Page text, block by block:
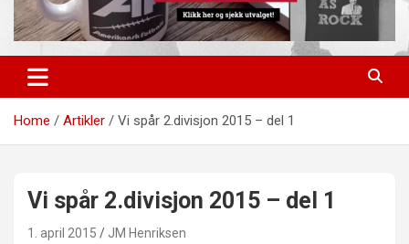
Home Artikler Vi spår 2.divisjon 2015 – del 1
Vi spår 2.divisjon 2015 – del 1
1. april 2015 JM Henriksen